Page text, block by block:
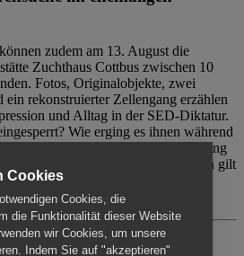
zudem am 13. August die
Zuchthaus Cottbus zwischen 10
Fotos, Originalobjekte, zwei
ein rekonstruierter Zellengang erzählen
und Alltag in der SED-Diktatur.
Wie erging es ihnen während
erfolgt individuell ohne Betreuung
Cottbus. Für Begleitpersonen gilt
5€).
Cookies
Cookies, die
die Funktionalität dieser Website
wir Cookies, um unsere
Indem Sie auf "akzeptieren"